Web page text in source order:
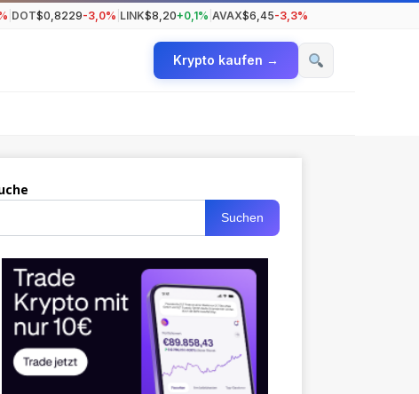
DOT$0,8229-3,0% LINK$8,20+0,1% AVAX$6,45-3,3%
Krypto kaufen →
Suchen